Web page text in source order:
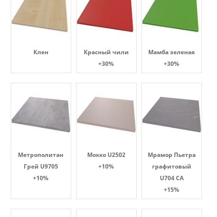
Клен
Красный чили
+30%
Мамба зеленая
+30%
Метрополитан
Грей U9705
+10%
Мокко U2502
+10%
Мрамор Пьетра
графитовый
U704 CA
+15%